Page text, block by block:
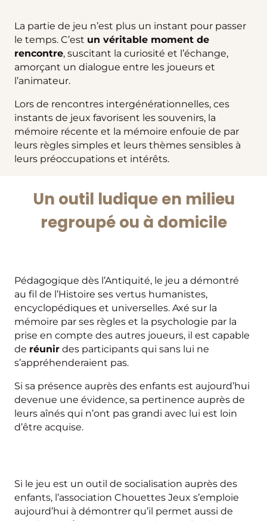
La partie de jeu n’est plus un instant pour passer
le temps. C’est un véritable moment de
rencontre, suscitant la curiosité et l’échange,
amorçant un dialogue entre les joueurs et
l’animateur.
Lors de rencontres intergénérationnelles, ces
instants de jeux favorisent les souvenirs, la
mémoire récente et la mémoire enfouie de par
leurs règles simples et leurs thèmes sensibles à
leurs préoccupations et intérêts.
Un outil ludique en milieu
regroupé ou à domicile
Pédagogique dès l’Antiquité, le jeu a démontré
au fil de l’Histoire ses vertus humanistes,
encyclopédiques et universelles. Axé sur la
mémoire par ses règles et la psychologie par la
prise en compte des autres joueurs, il est capable
de réunir des participants qui sans lui ne
s’appréhenderaient pas.
Si sa présence auprès des enfants est aujourd’hui
devenue une évidence, sa pertinence auprès de
leurs aînés qui n’ont pas grandi avec lui est loin
d’être acquise.
Si le jeu est un outil de socialisation auprès des
enfants, l’association Chouettes Jeux s’emploie
aujourd’hui à démontrer qu’il permet aussi de